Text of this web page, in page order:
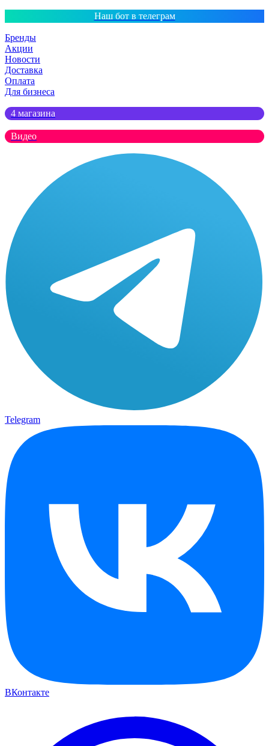
Наш бот в телеграм
Бренды
Акции
Новости
Доставка
Оплата
Для бизнеса
4 магазина
Видео
Telegram
ВКонтакте